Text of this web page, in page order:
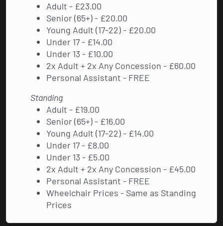
Adult - £23.00
Senior (65+) - £20.00
Young Adult (17-22) - £20.00
Under 17 - £14.00
Under 13 - £10.00
2x Adult + 2x Any Concession - £60.00
Personal Assistant - FREE
Standing
Adult - £19.00
Senior (65+) - £16.00
Young Adult (17-22) - £14.00
Under 17 - £8.00
Under 13 - £5.00
2x Adult + 2x Any Concession - £45.00
Personal Assistant - FREE
Wheelchair Prices - Same as Standing
Prices